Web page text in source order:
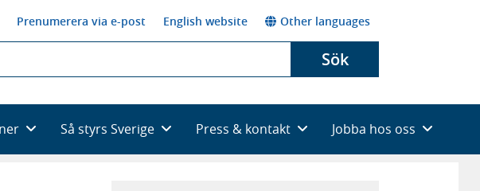
Prenumerera via e-post English website Other languages
Sök
Så styrs Sverige Press & kontakt Jobba hos oss